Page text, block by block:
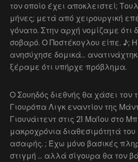
τον οποίο έχει αποκλειστεί;
μήνες; μετά από χειρουργική
γόνατο. Στην αρχή νομίζαμε ότι
σοβαρό. Ο Ποστέκογλου είπε. ♪;
ανησύχησε δομικά…
ξέραμε ότι υπήρχε πρόβλημα.
Ο Σουηδός διεθνής θα χάσει τον
Γιουρόπα Λιγκ εναντίον της
Γιουνάιτεντ στις 21 Μαΐου στο
μακροχρόνια διαθεσιμότητά
ασαφής. ; Έχω μόνο βασικές
στιγμή … αλλά σίγουρα θα τον